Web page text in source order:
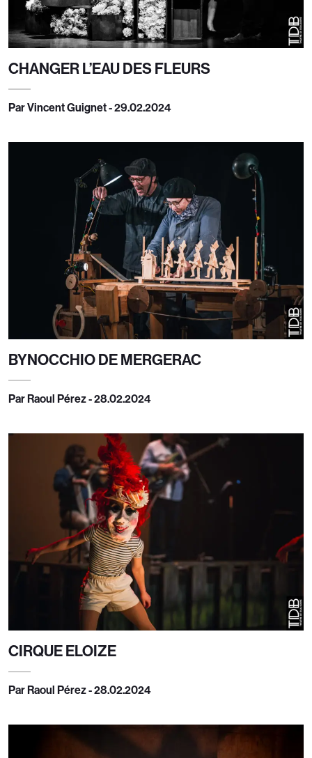
CHANGER L’EAU DES FLEURS
Par Vincent Guignet - 29.02.2024
BYNOCCHIO DE MERGERAC
Par Raoul Pérez - 28.02.2024
CIRQUE ELOIZE
Par Raoul Pérez - 28.02.2024